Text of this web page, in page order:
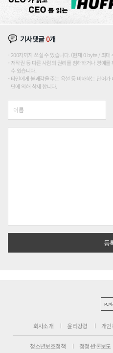
기사댓글0개
200자까지 쓰실 수 있습니다. (현재 0 byte / 최대
저작권 등 다른 사람의 권리를 침해하거나 명예
수 있습니다.
타인에게 불쾌감을 주는 욕설 등 비하하는 단어
단에 의해 삭제 합니다.
PC버
회사소개 윤리강령 개
청소년보호정책 정정·반론보도